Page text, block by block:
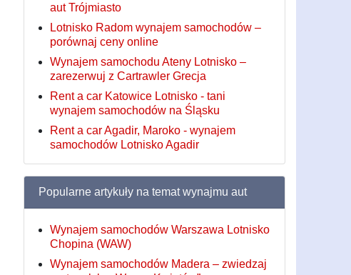
aut Trójmiasto
Lotnisko Radom wynajem samochodów –
porównaj ceny online
Wynajem samochodu Ateny Lotnisko –
zarezerwuj z Cartrawler Grecja
Rent a car Katowice Lotnisko - tani
wynajem samochodów na Śląsku
Rent a car Agadir, Maroko - wynajem
samochodów Lotnisko Agadir
Popularne artykuły na temat wynajmu aut
Wynajem samochodów Warszawa Lotnisko
Chopina (WAW)
Wynajem samochodów Madera – zwiedzaj